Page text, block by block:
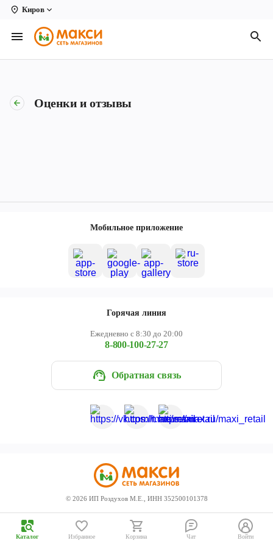
Киров
Вологда
Архангельск
Киров
Новодвинск
Оценки и отзывы
Мобильное приложение
Горячая линия
Ежедневно с 8:30 до 20:00
8-800-100-27-27
Обратная связь
© 2026 ИП Роздухов М.Е., ИНН 352500101378
Каталог Избранное Корзина Чат Войти